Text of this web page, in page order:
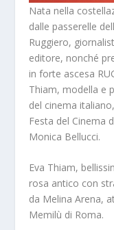
Nata nella
dalle passerelle
Ruggiero,
editore, nonché
in forte ascesa
Thiam, modella e
del cinema
Festa del Cinema
Monica Bellucci.
Eva Thiam,
rosa antico con
da Melina Arena,
Memilù di Roma.